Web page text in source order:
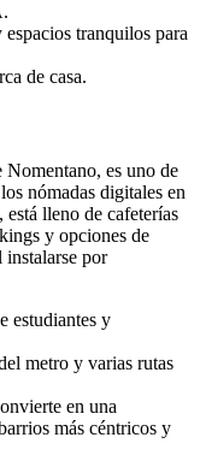
tranquilos para
de casa.
Nomentano, es uno de
nómadas digitales en
lleno de cafeterías
y opciones de
instalarse por
estudiantes y
metro y varias rutas
en una
más céntricos y